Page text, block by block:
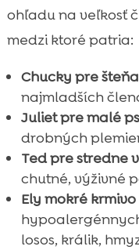
ohľadu na veľkosť
medzi ktoré patria:
Chucky pre
najmladších
Juliet pre malé
drobných
Ted pre stredne
chutné, výživné
Ely mokré krmivo
losos, králik,